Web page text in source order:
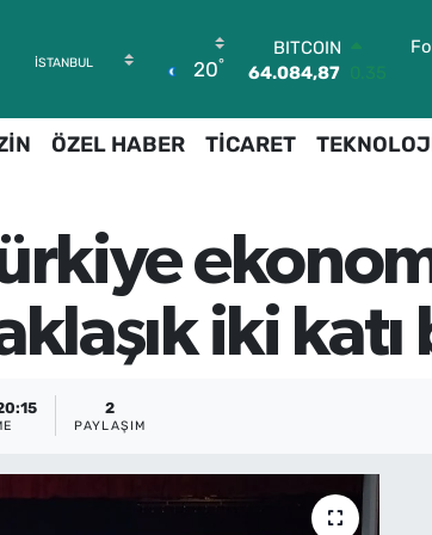
20°
DOLAR
47,5760
0.1
STERLİN
BİST100
13.647
-30
ÖZEL HABER TİCARET
iki
2
PAYLAŞIM